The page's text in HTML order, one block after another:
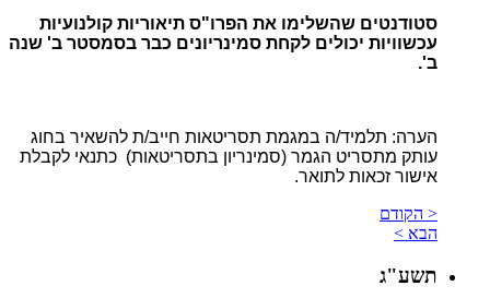
סטודנטים שהשלימו את הפרו"ס תיאוריות קולנועיות
עכשוויות יכולים לקחת סמינריונים כבר בסמסטר ב' שנה
ב'.
הערה: תלמיד/ה במגמת תסריטאות חייב/ת להשאיר בחוג
עותק מתסריט הגמר (סמינריון בתסריטאות) כתנאי לקבלת
אישור זכאות לתואר.
< הקודם
הבא >
תשע"ג